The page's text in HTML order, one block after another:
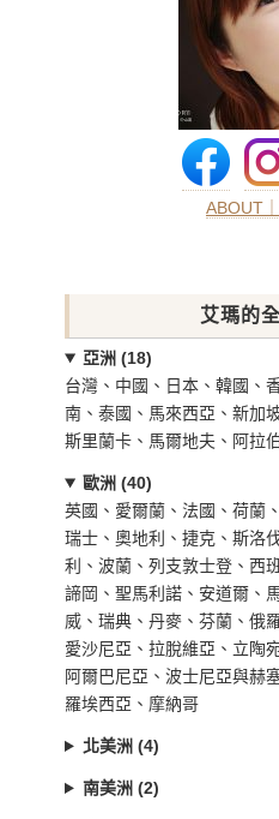
ABOUT
艾瑪的
亞洲 (18)
台灣、中國、日本、韓國、
南、泰國、馬來西亞、新加
斯里蘭卡、馬爾地夫、阿拉
歐洲 (40)
英國、愛爾蘭、法國、荷蘭
瑞士、奧地利、捷克、斯洛
利、波蘭、列支敦士登、西
諦岡、聖馬利諾、安道爾、
威、瑞典、丹麥、芬蘭、俄
愛沙尼亞、拉脫維亞、立陶
阿爾巴尼亞、波士尼亞與赫
羅埃西亞、摩納哥
北美洲 (4)
南美洲 (2)